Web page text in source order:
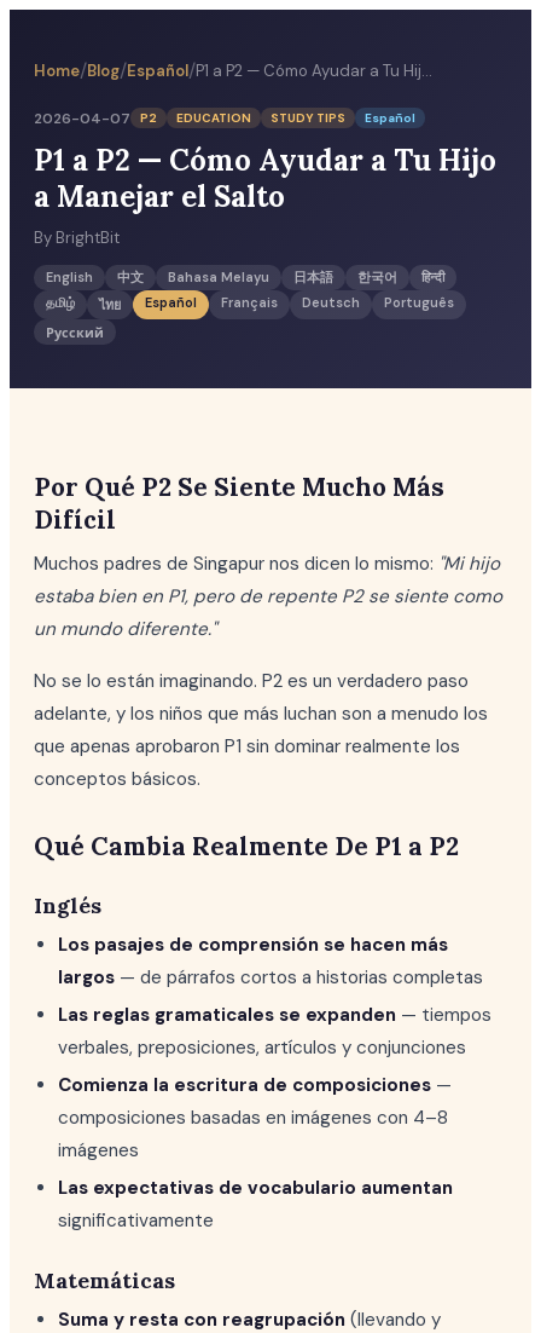
Home/Blog/Español/ P1 a P2 — Cómo Ayudar a Tu Hijo a Manejar el Salto
2026-04-07 P2 EDUCATION STUDY TIPS Español
P1 a P2 — Cómo Ayudar a Tu Hijo
a Manejar el Salto
By BrightBit
English 中文 Bahasa Melayu 日本語 한국어
हिन्दी
தமிழ்
ไทย Español Français Deutsch
Português
Русский
Por Qué P2 Se Siente Mucho Más
Difícil
Muchos padres de Singapur nos dicen lo mismo: "Mi hijo
estaba bien en P1, pero de repente P2 se siente como
un mundo diferente."
No se lo están imaginando. P2 es un verdadero paso
adelante, y los niños que más luchan son a menudo los
que apenas aprobaron P1 sin dominar realmente los
conceptos básicos.
Qué Cambia Realmente De P1 a P2
Inglés
Los pasajes de comprensión se hacen más
largos — de párrafos cortos a historias completas
Las reglas gramaticales se expanden — tiempos
verbales, preposiciones, artículos y conjunciones
Comienza la escritura de composiciones —
composiciones basadas en imágenes con 4–8
imágenes
Las expectativas de vocabulario aumentan
significativamente
Matemáticas
Suma y resta con reagrupación (llevando y